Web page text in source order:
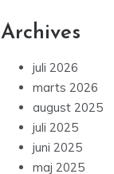
Archives
juli 2026
marts 2026
august 2025
juli 2025
juni 2025
maj 2025